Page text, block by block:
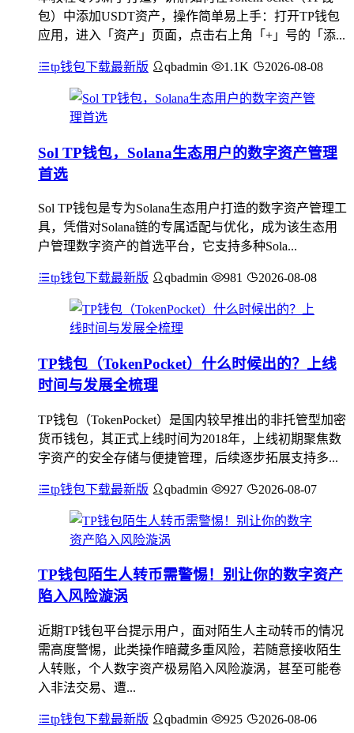
包）中添加USDT资产，操作简单易上手：打开TP钱包
应用，进入「资产」页面，点击右上角「+」号的「添...
tp钱包下载最新版 qbadmin 1.1K 2026-08-08
Sol TP钱包，Solana生态用户的数字资产管理
首选
Sol TP钱包是专为Solana生态用户打造的数字资产管理工
具，凭借对Solana链的专属适配与优化，成为该生态用
户管理数字资产的首选平台，它支持多种Sola...
tp钱包下载最新版 qbadmin 981 2026-08-08
TP钱包（TokenPocket）什么时候出的？上线
时间与发展全梳理
TP钱包（TokenPocket）是国内较早推出的非托管型加密
货币钱包，其正式上线时间为2018年，上线初期聚焦数
字资产的安全存储与便捷管理，后续逐步拓展支持多...
tp钱包下载最新版 qbadmin 927 2026-08-07
TP钱包陌生人转币需警惕！别让你的数字资产
陷入风险漩涡
近期TP钱包平台提示用户，面对陌生人主动转币的情况
需高度警惕，此类操作暗藏多重风险，若随意接收陌生
人转账，个人数字资产极易陷入风险漩涡，甚至可能卷
入非法交易、遭...
tp钱包下载最新版 qbadmin 925 2026-08-06